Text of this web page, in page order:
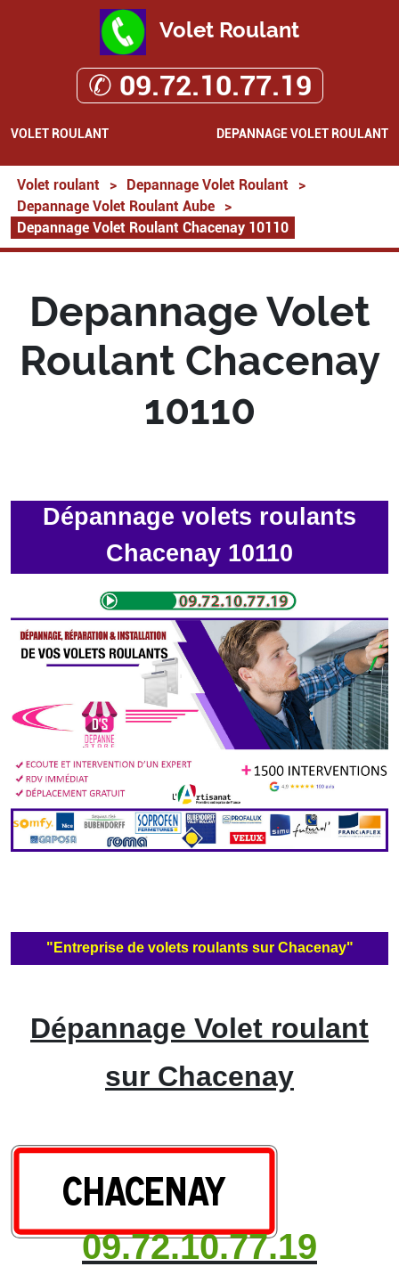
Volet Roulant
✆ 09.72.10.77.19
VOLET ROULANT DEPANNAGE VOLET ROULANT
Volet roulant > Depannage Volet Roulant
>
Depannage Volet Roulant Aube
>
Depannage Volet Roulant Chacenay 10110
Depannage Volet
Roulant Chacenay
10110
Dépannage volets roulants
Chacenay 10110
"Entreprise de volets roulants sur Chacenay"
Dépannage Volet roulant
sur Chacenay
09.72.10.77.19